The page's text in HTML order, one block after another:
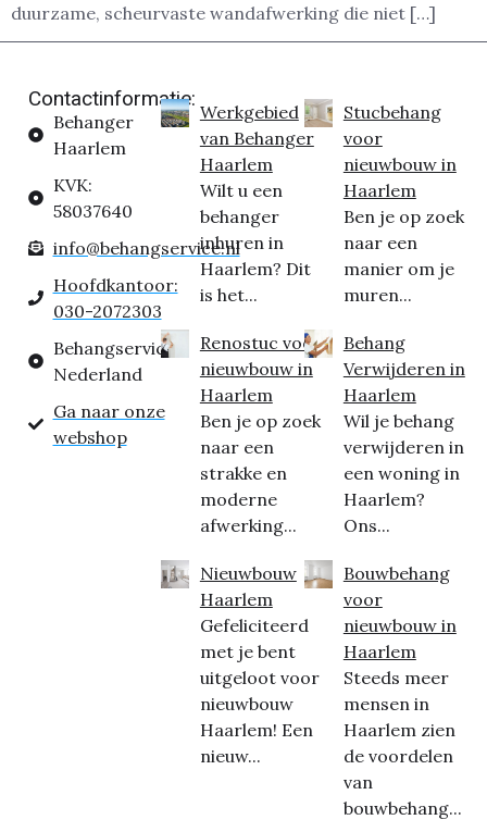
duurzame, scheurvaste wandafwerking die niet […]
Contactinformatie:
Behanger
Haarlem
KVK:
58037640
info@behangservice.nl
Hoofdkantoor:
030-2072303
Behangservice
Nederland
Ga naar onze
webshop
Werkgebied
van Behanger
Haarlem
Wilt u een
behanger
inhuren in
Haarlem? Dit
is het...
Renostuc voor
nieuwbouw in
Haarlem
Ben je op zoek
naar een
strakke en
moderne
afwerking...
Nieuwbouw
Haarlem
Gefeliciteerd
met je bent
uitgeloot voor
nieuwbouw
Haarlem! Een
nieuw...
Stucbehang
voor
nieuwbouw in
Haarlem
Ben je op zoek
naar een
manier om je
muren...
Behang
Verwijderen in
Haarlem
Wil je behang
verwijderen in
een woning in
Haarlem?
Ons...
Bouwbehang
voor
nieuwbouw in
Haarlem
Steeds meer
mensen in
Haarlem zien
de voordelen
van
bouwbehang...